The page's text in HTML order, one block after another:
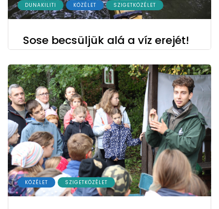
DUNAKILITI KÖZÉLET SZIGETKÖZÉLET
Sose becsüljük alá a víz erejét!
KÖZÉLET SZIGETKÖZÉLET